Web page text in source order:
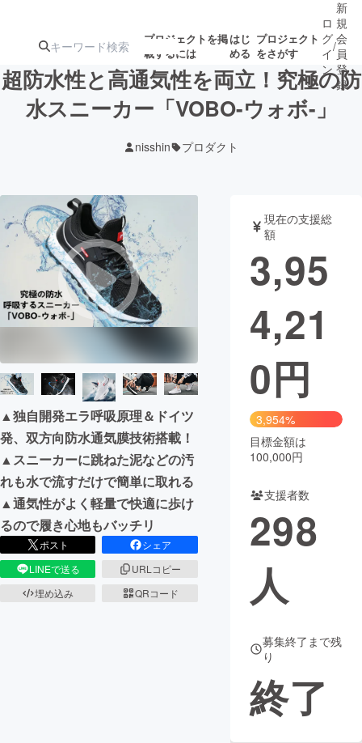
プロジェクトを掲
載するには
はじ
める
プロジェクト
をさがす
注目の新着プロ
ジェクト
ロジェクト
アート・写真 音楽
テクノロジー・ガジェット ゲーム・サ
映像・映画
ビジネス・起業
まちづくり・地域活性化
CAMPFIRE for Social Good
CAMPFIRE Creation
CAMPFIREふるさと納税 machi-ya コミュニティ
ロ
グ
イ
ン
/
新
規
会
員
登
録
超防水性と高通気性を両立！究極の防
水スニーカー「VOBO-ウォボ-」
nisshin プロダクト
▲独自開発エラ呼吸原理＆ドイツ
発、双方向防水通気膜技術搭載！
▲スニーカーに跳ねた泥などの汚
れも水で流すだけで簡単に取れる
▲通気性がよく軽量で快適に歩け
るので履き心地もバッチリ
ポスト
シェア
LINEで送る
URLコピー
埋め込み
QRコード
現在の支援総
額
3,95
4,21
0円
3,954%
目標金額は
100,000円
支援者数
298
人
募集終了まで残
り
終了